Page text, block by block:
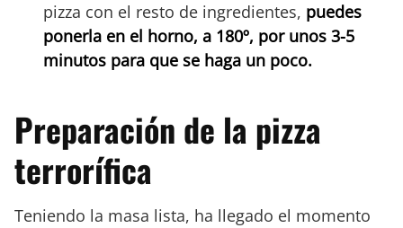
pizza con el resto de ingredientes, puedes
ponerla en el horno, a 180º, por unos 3-5
minutos para que se haga un poco.
Preparación de la pizza
terrorífica
Teniendo la masa lista, ha llegado el momento